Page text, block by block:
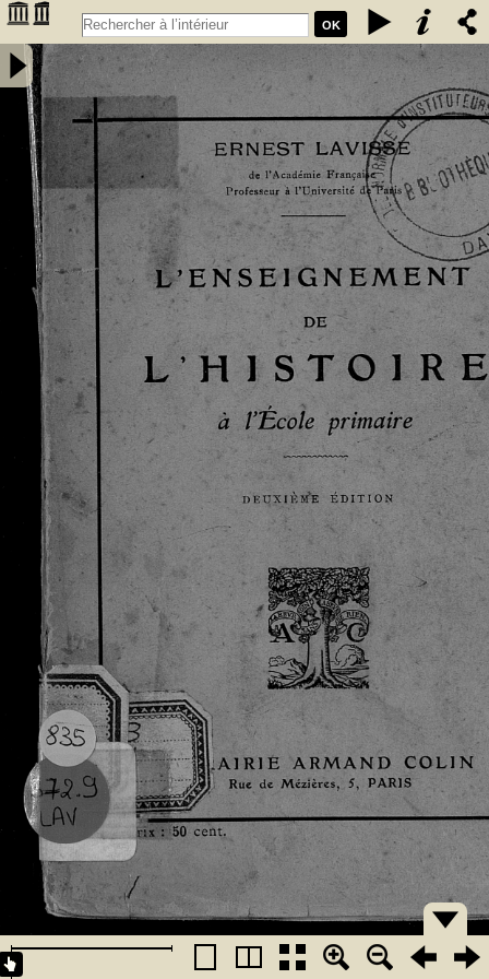
OK
L'Enseignement de l'histoire à l'école primaire / Ernest Lavisse. - 2e
édition - Lavisse, Ernest (1842-1922). Auteur